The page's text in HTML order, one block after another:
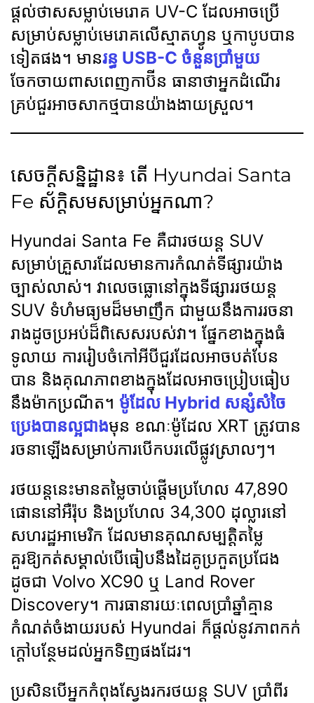
ផ្តល់ថាសសម្លាប់មេរោគ UV-C ដែលអាចប្រើ
សម្រាប់សម្លាប់មេរោគលើស្មាតហ្វូន ឬកាបូបបាន
ទៀតផង។ មានរន្ធ USB-C ចំនួនប្រាំមួយ
ចែកចាយពាសពេញកាប៊ីន ធានាថាអ្នកដំណើរ
គ្រប់ជួរអាចសាកថ្មបានយ៉ាងងាយស្រួល។
សេចក្តីសន្និដ្ឋាន៖ តើ Hyundai Santa
Fe ស័ក្តិសមសម្រាប់អ្នកណា?
Hyundai Santa Fe គឺជារថយន្ត SUV
សម្រាប់គ្រួសារដែលមានការកំណត់ទីផ្សារយ៉ាង
ច្បាស់លាស់។ វាលេចធ្លោនៅក្នុងទីផ្សាររថយន្ត
SUV ទំហំមធ្យមដ៏មមាញឹក ជាមួយនឹងការរចនា
រាងដូចប្រអប់ដ៏ពិសេសរបស់វា។ ផ្នែកខាងក្នុងធំ
ទូលាយ ការរៀបចំកៅអីបីជួរដែលអាចបត់បែន
បាន និងគុណភាពខាងក្នុងដែលអាចប្រៀបធៀប
នឹងម៉ាកប្រណីត។ ម៉ូដែល​ Hybrid សន្សំសំចៃ​
ប្រេង​បាន​ល្អ​ជាង​មុន ខណៈ​ម៉ូដែល XRT ត្រូវ​បាន​
រចនា​ឡើង​សម្រាប់​ការ​បើកបរ​លើ​ផ្លូវ​ស្រាលៗ។
រថយន្តនេះមានតម្លៃចាប់ផ្តើមប្រហែល 47,890
ផោននៅអឺរ៉ុប និងប្រហែល 34,300 ដុល្លារនៅ
សហរដ្ឋអាមេរិក ដែលមានគុណសម្បត្តិតម្លៃ
គួរឱ្យកត់សម្គាល់បើធៀបនឹងដៃគូប្រកួតប្រជែង
ដូចជា Volvo XC90 ឬ Land Rover
Discovery។ ការធានារយៈពេលប្រាំឆ្នាំគ្មាន
កំណត់ចំងាយរបស់ Hyundai ក៏ផ្តល់នូវភាពកក់
ក្តៅបន្ថែមដល់អ្នកទិញផងដែរ។
ប្រសិនបើអ្នកកំពុងស្វែងរករថយន្ត SUV ប្រាំពីរ